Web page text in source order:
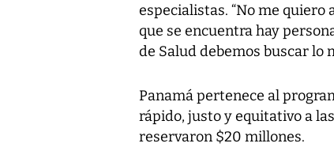
especialistas. “No me
que se encuentra hay
de Salud debemos buscar lo
Panamá pertenece al
rápido, justo y equitativo a
reservaron $20 millones.